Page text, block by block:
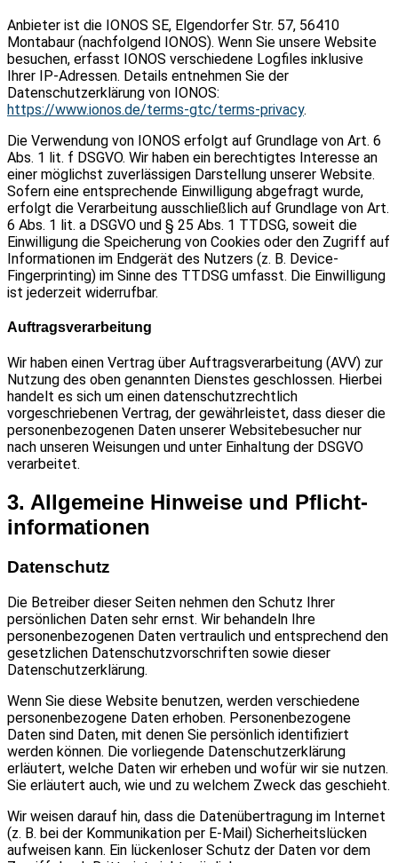
Anbieter ist die IONOS SE, Elgendorfer Str. 57, 56410
Montabaur (nachfolgend IONOS). Wenn Sie unsere Website
besuchen, erfasst IONOS verschiedene Logfiles inklusive
Ihrer IP-Adressen. Details entnehmen Sie der
Datenschutzerklärung von IONOS:
https://www.ionos.de/terms-gtc/terms-privacy.
Die Verwendung von IONOS erfolgt auf Grundlage von Art. 6
Abs. 1 lit. f DSGVO. Wir haben ein berechtigtes Interesse an
einer möglichst zuverlässigen Darstellung unserer Website.
Sofern eine entsprechende Einwilligung abgefragt wurde,
erfolgt die Verarbeitung ausschließlich auf Grundlage von Art.
6 Abs. 1 lit. a DSGVO und § 25 Abs. 1 TTDSG, soweit die
Einwilligung die Speicherung von Cookies oder den Zugriff auf
Informationen im Endgerät des Nutzers (z. B. Device-
Fingerprinting) im Sinne des TTDSG umfasst. Die Einwilligung
ist jederzeit widerrufbar.
Auftragsverarbeitung
Wir haben einen Vertrag über Auftragsverarbeitung (AVV) zur
Nutzung des oben genannten Dienstes geschlossen. Hierbei
handelt es sich um einen datenschutzrechtlich
vorgeschriebenen Vertrag, der gewährleistet, dass dieser die
personenbezogenen Daten unserer Websitebesucher nur
nach unseren Weisungen und unter Einhaltung der DSGVO
verarbeitet.
3. Allgemeine Hinweise und Pflicht­
informationen
Datenschutz
Die Betreiber dieser Seiten nehmen den Schutz Ihrer
persönlichen Daten sehr ernst. Wir behandeln Ihre
personenbezogenen Daten vertraulich und entsprechend den
gesetzlichen Datenschutzvorschriften sowie dieser
Datenschutzerklärung.
Wenn Sie diese Website benutzen, werden verschiedene
personenbezogene Daten erhoben. Personenbezogene
Daten sind Daten, mit denen Sie persönlich identifiziert
werden können. Die vorliegende Datenschutzerklärung
erläutert, welche Daten wir erheben und wofür wir sie nutzen.
Sie erläutert auch, wie und zu welchem Zweck das geschieht.
Wir weisen darauf hin, dass die Datenübertragung im Internet
(z. B. bei der Kommunikation per E-Mail) Sicherheitslücken
aufweisen kann. Ein lückenloser Schutz der Daten vor dem